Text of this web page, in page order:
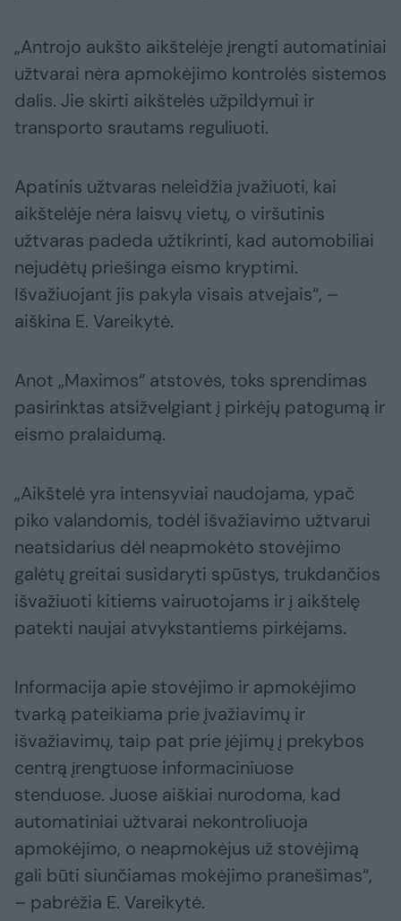
„Antrojo aukšto aikštelėje įrengti automatiniai
užtvarai nėra apmokėjimo kontrolės sistemos
dalis. Jie skirti aikštelės užpildymui ir
transporto srautams reguliuoti.
Apatinis užtvaras neleidžia įvažiuoti, kai
aikštelėje nėra laisvų vietų, o viršutinis
užtvaras padeda užtikrinti, kad automobiliai
nejudėtų priešinga eismo kryptimi.
Išvažiuojant jis pakyla visais atvejais“, –
aiškina E. Vareikytė.
Anot „Maximos“ atstovės, toks sprendimas
pasirinktas atsižvelgiant į pirkėjų patogumą ir
eismo pralaidumą.
„Aikštelė yra intensyviai naudojama, ypač
piko valandomis, todėl išvažiavimo užtvarui
neatsidarius dėl neapmokėto stovėjimo
galėtų greitai susidaryti spūstys, trukdančios
išvažiuoti kitiems vairuotojams ir į aikštelę
patekti naujai atvykstantiems pirkėjams.
Informacija apie stovėjimo ir apmokėjimo
tvarką pateikiama prie įvažiavimų ir
išvažiavimų, taip pat prie įėjimų į prekybos
centrą įrengtuose informaciniuose
stenduose. Juose aiškiai nurodoma, kad
automatiniai užtvarai nekontroliuoja
apmokėjimo, o neapmokėjus už stovėjimą
gali būti siunčiamas mokėjimo pranešimas“,
– pabrėžia E. Vareikytė.